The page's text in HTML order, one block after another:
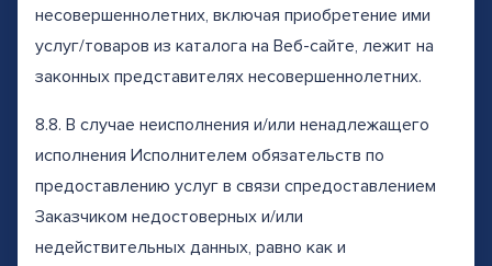
несовершеннолетних, включая приобретение ими
услуг/товаров из каталога на Веб-сайте, лежит на
законных представителях несовершеннолетних.
8.8. В случае неисполнения и/или ненадлежащего
исполнения Исполнителем обязательств по
предоставлению услуг в связи спредоставлением
Заказчиком недостоверных и/или
недействительных данных, равно как и